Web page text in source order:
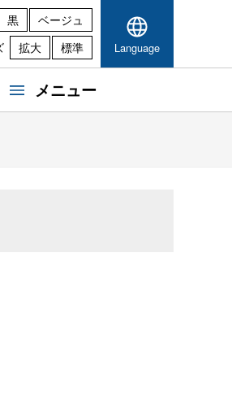
黒
ベージュ
拡大 標準 Language
メニュー